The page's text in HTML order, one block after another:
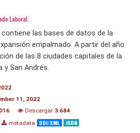
Laboral.
las bases de datos de la
empalmado. A partir del año
de las 8 ciudades capitales de la
y San Andrés.
11, 2022
Descargar 3.684
metadata DDI/XML JSON